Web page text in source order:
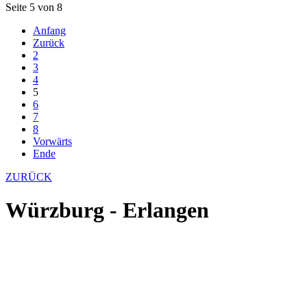
Seite 5 von 8
Anfang
Zurück
2
3
4
5
6
7
8
Vorwärts
Ende
ZURÜCK
Würzburg - Erlangen